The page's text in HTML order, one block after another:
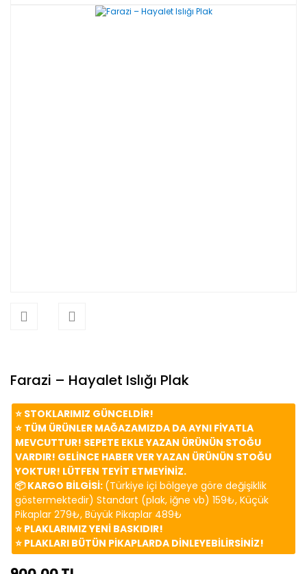
Farazi – Hayalet Islığı Plak
⭐️ STOKLARIMIZ GÜNCELDİR!
⭐️ TÜM ÜRÜNLER MAĞAZAMIZDA DA AYNI FİYATLA
MEVCUTTUR! SEPETE EKLE YAZAN ÜRÜNÜN STOĞU
VARDIR! GELİNCE HABER VER YAZAN ÜRÜNÜN STOĞU
YOKTUR! LÜTFEN TEYİT ETMEYİNİZ.
📦 KARGO BİLGİSİ: (Türkiye içi bölgeye göre değişiklik
göstermektedir) Standart (plak, iğne vb) 159₺, Küçük
Pikaplar 279₺, Büyük Pikaplar 489₺
⭐️ PLAKLARIMIZ YENİ BASKIDIR!
⭐️ PLAKLARI BÜTÜN PİKAPLARDA DİNLEYEBİLİRSİNİZ!